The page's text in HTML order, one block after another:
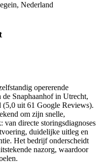
Nederland
opererende
Snaphaanhof in Utrecht,
(5,0 uit 61 Google Reviews).
om zijn snelle,
van directe storingsdiagnoses
duidelijke uitleg en
Het bedrijf onderscheidt
nazorg, waardoor